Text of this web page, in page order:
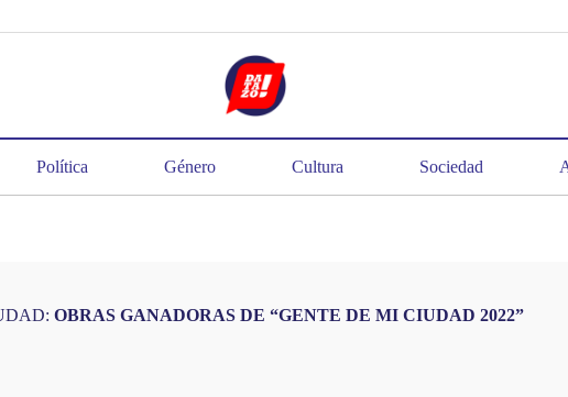
Política Género Cultura Sociedad
OBRAS GANADORAS DE “GENTE DE MI CIUDAD 2022”